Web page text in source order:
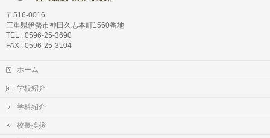
〒516-0016
三重県伊勢市神田久志本町1560番地
TEL : 0596-25-3690
FAX : 0596-25-3104
ホーム
学校紹介
学科紹介
校長挨拶